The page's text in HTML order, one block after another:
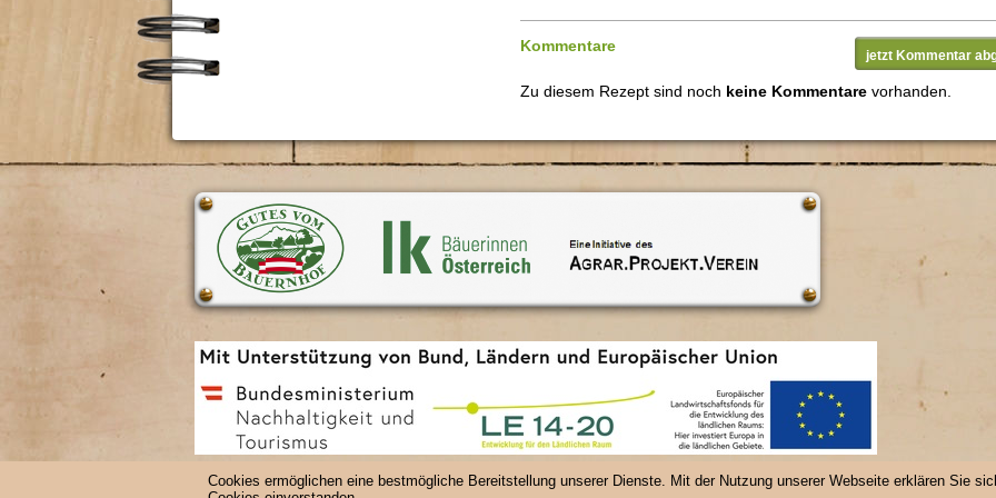
jetzt Kommentar
Kommentare
Zu diesem Rezept sind noch keine Kommentare vorhanden.
Cookies ermöglichen eine bestmögliche Bereitstellung unserer Dienste. Mit der Nutzung unserer Webseite erklären Sie